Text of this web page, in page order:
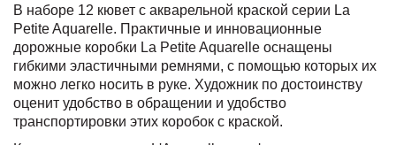
В наборе 12 кювет с акварельной краской серии La
Petite Aquarelle. Практичные и инновационные
дорожные коробки La Petite Aquarelle оснащены
гибкими эластичными ремнями, с помощью которых их
можно легко носить в руке. Художник по достоинству
оценит удобство в обращении и удобство
транспортировки этих коробок с краской.